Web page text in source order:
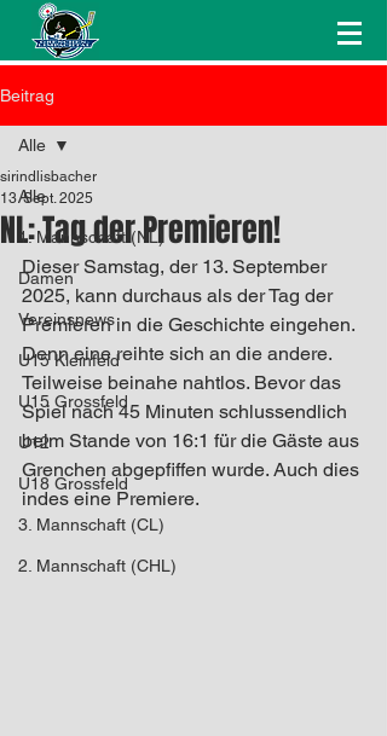
Beitrag
Alle
1. Mannschaft (NL)
Damen
Vereinsnews
U15 Kleinfeld
U15 Grossfeld
U12
U18 Grossfeld
3. Mannschaft (CL)
2. Mannschaft (CHL)
Alle
NL: Tag der Premieren!
sirindlisbacher
13. Sept. 2025
Dieser Samstag, der 13. September
2025, kann durchaus als der Tag der
Premieren in die Geschichte eingehen.
Denn eine reihte sich an die andere.
Teilweise beinahe nahtlos. Bevor das
Spiel nach 45 Minuten schlussendlich
beim Stande von 16:1 für die Gäste aus
Grenchen abgepfiffen wurde. Auch dies
indes eine Premiere.